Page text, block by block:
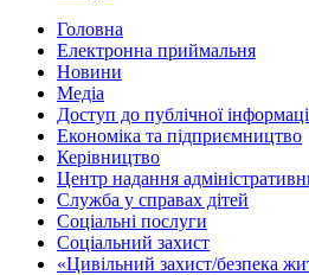
Головна
Електронна приймальня
Новини
Медіа
Доступ до публічної
Економіка та підприємництво
Керівництво
Центр надання
Служба у справах дітей
Соціальні послуги
Соціальний захист
«Цивільний захист/безпека